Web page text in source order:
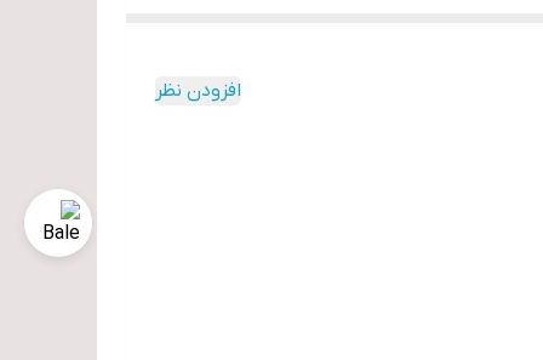
افزودن نظر